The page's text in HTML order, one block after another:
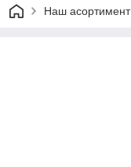
Наш асортимент